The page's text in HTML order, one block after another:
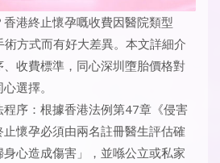
港終止懷孕嘅收費因醫院類型
術方式而有好大差異。本文詳細介
收費標準，同心深圳墮胎價格對
選擇。
序：根據香港法例第47章《侵害
懷孕必須由兩名註冊醫生評估確
心造成傷害」，並喺公立或私家